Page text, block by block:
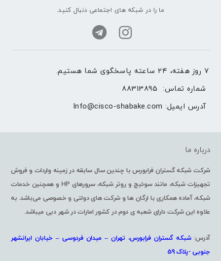
ما را در شبکه های اجتماعی دنبال کنید.
۷ روز هفته، ۲۴ ساعته پاسخگوی شما هستیم.
شماره تماس: 88313895
آدرس ایمیل: Info@cisco-shabake.com
درباره ما
شرکت شبکه گستران فرابورس با چندین سال سابقه در زمینه واردات و فروش
تجهیزات شبکه، مانند سوئیچ و روتر شبکه، سرورهای HP و همچنین خدمات
شبکه، آماده همکاری با ارگان ها و شرکت های دولتی و خصوصی می‌باشد. به
علاوه این شرکت دارای شعبه ی دوم در کشور امارات در شهر دبی میباشد.
آدرس:شبکه گستران فرابورس، تهران – میدان فردوسی – خیابان ایرانشهر
جنوبی -پلاک 59